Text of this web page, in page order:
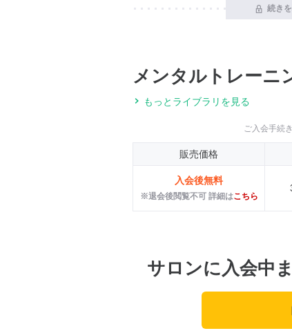
続き
メンタルトレーニ
もっとライブラリを見る
ご入会手続
販売価格
入会後無料
※退会後閲覧不可 詳細はこちら
サロンに入会中